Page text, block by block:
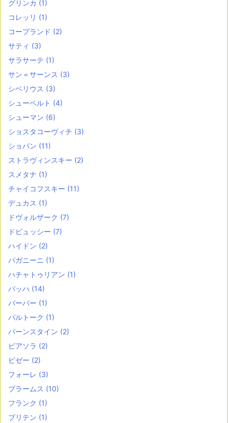
グリンカ (1)
コレッリ (1)
コープランド (2)
サティ (3)
サラサーテ (1)
サン＝サーンス (3)
シベリウス (3)
シューベルト (4)
シューマン (6)
ショスタコーヴィチ (3)
ショパン (11)
ストラヴィンスキー (2)
スメタナ (1)
チャイコフスキー (11)
デュカス (1)
ドヴォルザーク (7)
ドビュッシー (7)
ハイドン (2)
パガニーニ (1)
ハチャトゥリアン (1)
バッハ (14)
バーバー (1)
バルトーク (1)
バーンスタイン (2)
ピアソラ (2)
ビゼー (2)
フォーレ (3)
ブラームス (10)
フランク (1)
ブリテン (1)